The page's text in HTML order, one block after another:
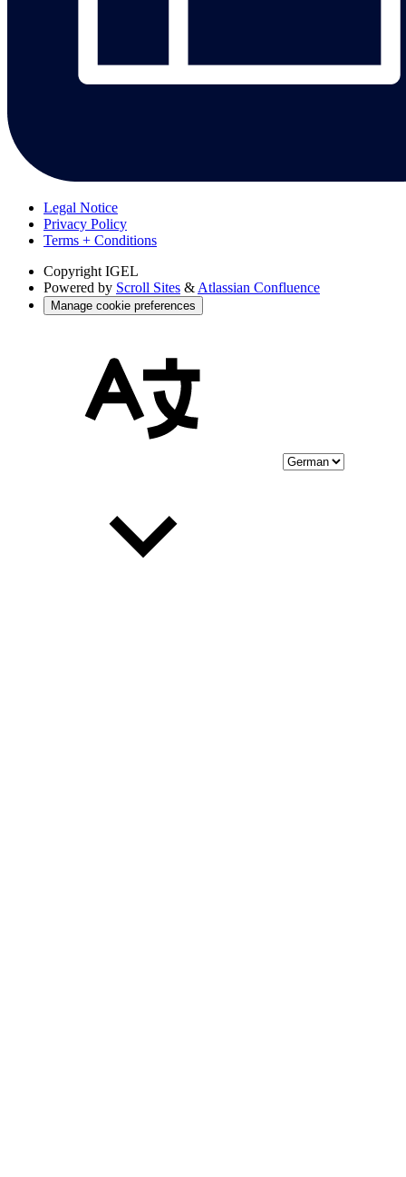
Legal Notice
Privacy Policy
Terms + Conditions
Copyright IGEL
Powered by Scroll Sites & Atlassian Confluence
Manage cookie preferences